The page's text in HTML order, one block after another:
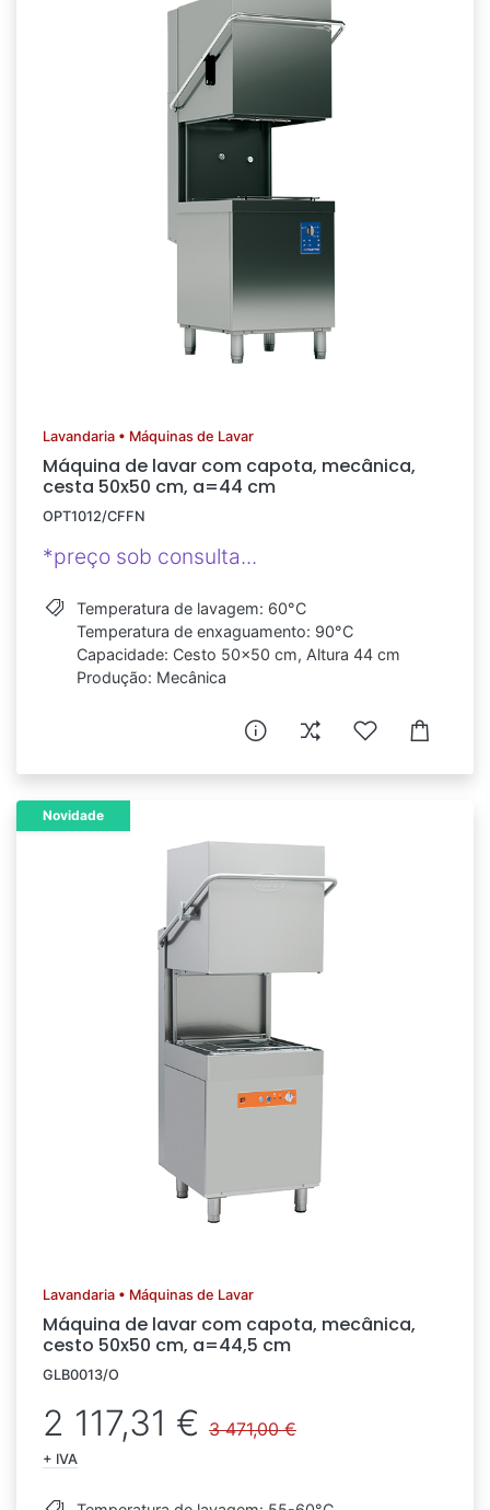
Lavandaria • Máquinas de Lavar
Máquina de lavar com capota, mecânica,
cesta 50x50 cm, a=44 cm
OPT1012/CFFN
*preço sob consulta...
Temperatura de lavagem: 60°C
Temperatura de enxaguamento: 90°C
Capacidade: Cesto 50x50 cm, Altura 44 cm
Produção: Mecânica
Novidade
Lavandaria • Máquinas de Lavar
Máquina de lavar com capota, mecânica,
cesto 50x50 cm, a=44,5 cm
GLB0013/O
2 117,31 € 3 471,00 €
+ IVA